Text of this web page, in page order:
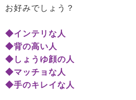
お好みでしょう？
◆インテリな人
◆背の高い人
◆しょうゆ顔の人
◆マッチョな人
◆手のキレイな人